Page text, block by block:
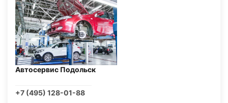
Автосервис Подольск
+7 (495) 128-01-88